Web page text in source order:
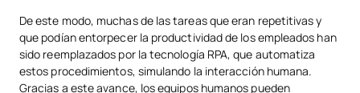
De este modo, muchas de las tareas que eran repetitivas y
que podían entorpecer la productividad de los empleados han
sido reemplazados por la tecnología RPA, que automatiza
estos procedimientos, simulando la interacción humana.
Gracias a este avance, los equipos humanos pueden